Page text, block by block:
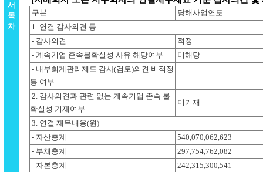
서
목
차